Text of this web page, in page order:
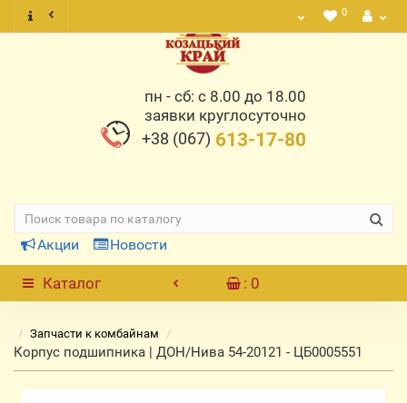
0
пн - сб: с 8.00 до 18.00
заявки круглосуточно
+38 (067) 613-17-80
Акции Новости
Каталог : 0
Запчасти к комбайнам
Корпус подшипника | ДОН/Нива 54-20121 - ЦБ0005551